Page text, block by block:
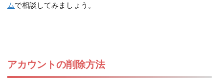
ムで相談してみましょう。
アカウントの削除方法